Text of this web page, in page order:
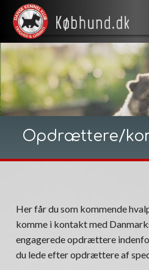
Opdrættere/
Her får du som kommende
komme i kontakt med
engagerede opdrættere
du lede efter opdrættere af